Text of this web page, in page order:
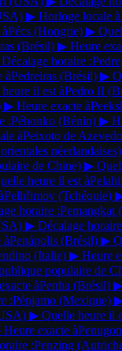
▶ Horloge locale à
Pécs (Hongrie) ▶
(Brésil) ▶ Heure
Décalage horaire :
àPedreiras (Brésil) ▶
il est àPedro II
▶ Heure exacte à
:Péhonko (Bénin) ▶
àPeixoto de Azevedo
néerlandaises)
de Chine) ▶
heure il est à
Pelhřimov (Tchéquie)
horaire :Pemangkat
▶ Décalage
àPenápolis (Brésil) ▶
(Italie) ▶ Heure
populaire de
àPenha (Brésil) ▶
:Pénjamo (Mexique)
▶ Quelle heure il
Heure exacte à
:Penzing